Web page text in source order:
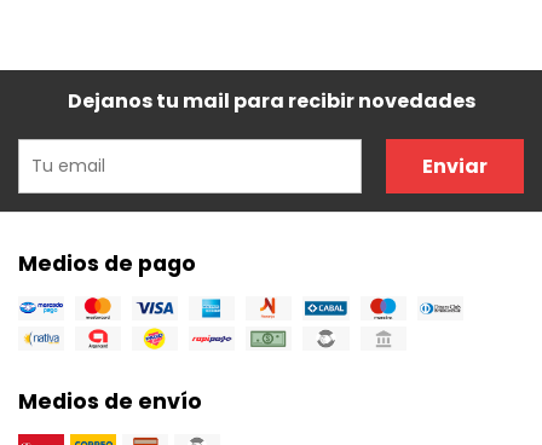
Dejanos tu mail para recibir novedades
Enviar
Medios de pago
Medios de envío